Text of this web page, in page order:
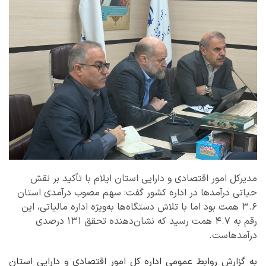
مدیرکل امور اقتصادی و دارایی استان ایلام با تأکید بر نقش
حیاتی درآمدها در اداره کشور گفت: سهم مصوب درآمدی استان
۳.۶ همت بود اما با تلاش دستگاه‌ها به‌ویژه اداره مالیاتی، این
رقم به ۴.۷ همت رسید که نشان‌دهنده تحقق ۱۳۱ درصدی
درآمدهاست.
به گزارش روابط عمومی اداره کل امور اقتصادی و دارایی استان